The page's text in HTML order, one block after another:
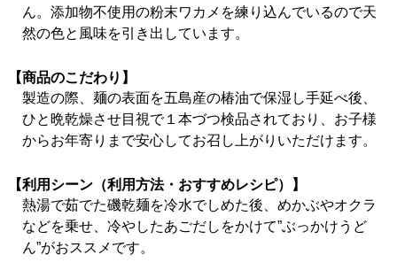
ん。添加物不使用の粉末ワカメを練り込んでいるので天
然の色と風味を引き出しています。
【商品のこだわり】
製造の際、麺の表面を五島産の椿油で保湿し手延べ後、
ひと晩乾燥させ目視で１本づつ検品されており、お子様
からお年寄りまで安心してお召し上がりいただけます。
【利用シーン（利用方法・おすすめレシピ）】
熱湯で茹でた磯乾麺を冷水でしめた後、めかぶやオクラ
などを乗せ、冷やしたあごだしをかけて”ぶっかけうど
ん”がおススメです。